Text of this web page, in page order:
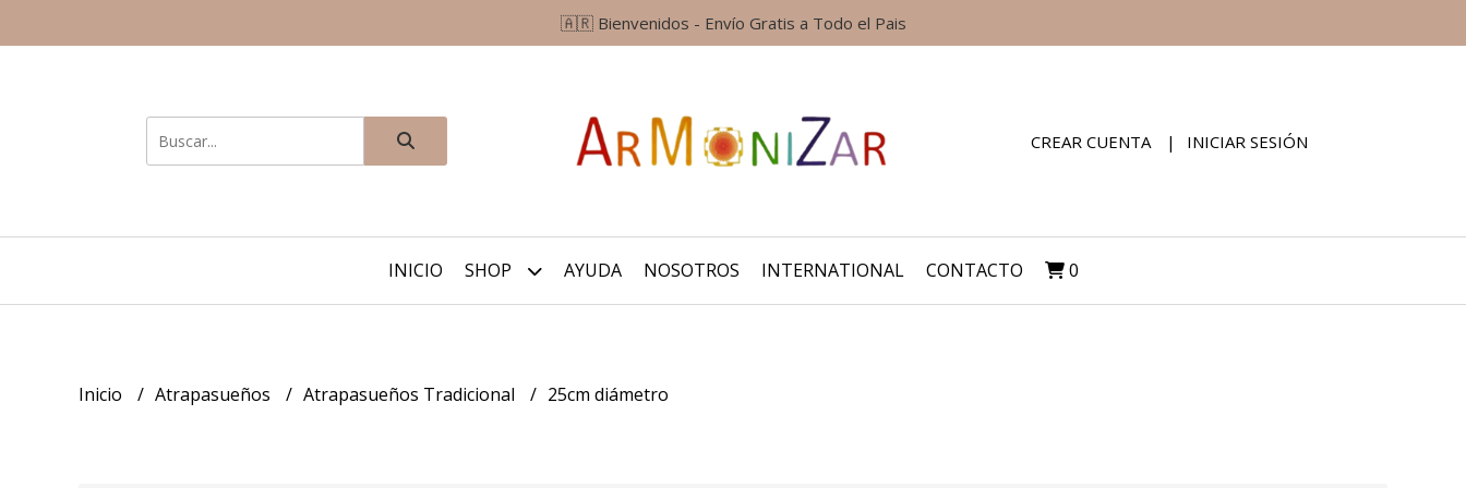
🇦🇷 Bienvenidos - Envío Gratis a Todo el Pais
CREAR CUENTA INICIAR SESIÓN
INICIO SHOP AYUDA NOSOTROS INTERNATIONAL CONTACTO 0
Inicio Atrapasueños Atrapasueños Tradicional 25cm diámetro